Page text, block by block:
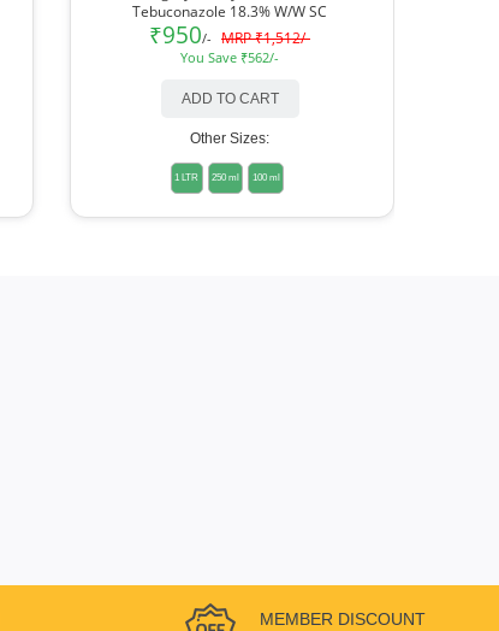
Tebuconazole 18.3% W/W SC
₹950/- MRP ₹1,512/-
You Save ₹562/-
ADD TO CART
Other Sizes:
1 LTR 250 ml 100 ml
MEMBER DISCOUNT